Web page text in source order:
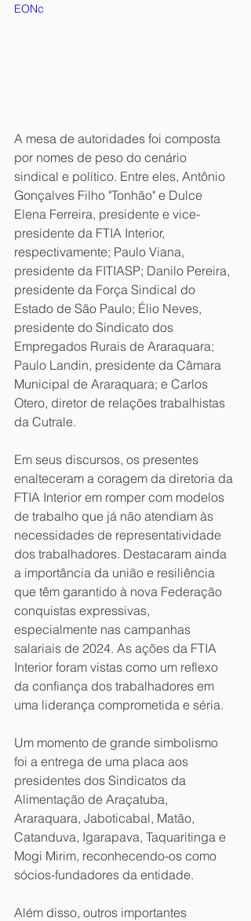
EONc
A mesa de autoridades foi composta
por nomes de peso do cenário
sindical e político. Entre eles, Antônio
Gonçalves Filho "Tonhão" e Dulce
Elena Ferreira, presidente e vice-
presidente da FTIA Interior,
respectivamente; Paulo Viana,
presidente da FITIASP; Danilo Pereira,
presidente da Força Sindical do
Estado de São Paulo; Élio Neves,
presidente do Sindicato dos
Empregados Rurais de Araraquara;
Paulo Landin, presidente da Câmara
Municipal de Araraquara; e Carlos
Otero, diretor de relações trabalhistas
da Cutrale.
Em seus discursos, os presentes
enalteceram a coragem da diretoria da
FTIA Interior em romper com modelos
de trabalho que já não atendiam às
necessidades de representatividade
dos trabalhadores. Destacaram ainda
a importância da união e resiliência
que têm garantido à nova Federação
conquistas expressivas,
especialmente nas campanhas
salariais de 2024. As ações da FTIA
Interior foram vistas como um reflexo
da confiança dos trabalhadores em
uma liderança comprometida e séria.
Um momento de grande simbolismo
foi a entrega de uma placa aos
presidentes dos Sindicatos da
Alimentação de Araçatuba,
Araraquara, Jaboticabal, Matão,
Catanduva, Igarapava, Taquaritinga e
Mogi Mirim, reconhecendo-os como
sócios-fundadores da entidade.
Além disso, outros importantes